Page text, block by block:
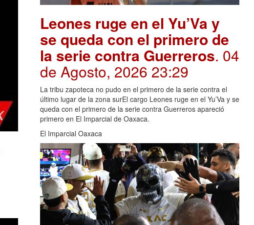
Leones ruge en el Yu’Va y
se queda con el primero de
la serie contra Guerreros. 04
de Agosto, 2026 23:29
La tribu zapoteca no pudo en el primero de la serie contra el
último lugar de la zona surEl cargo Leones ruge en el Yu’Va y se
queda con el primero de la serie contra Guerreros apareció
primero en El Imparcial de Oaxaca.
El Imparcial Oaxaca